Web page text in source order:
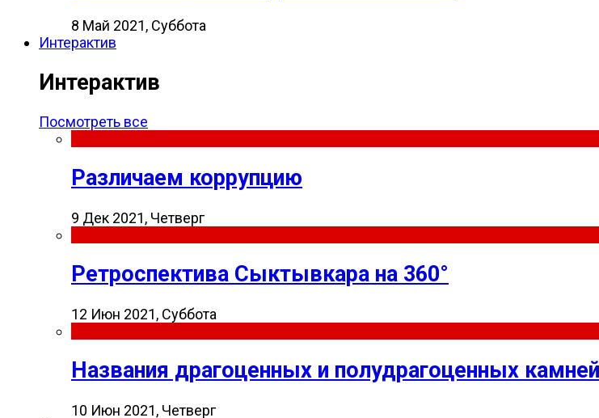
8 Май 2021, Суббота
Интерактив
Интерактив
Посмотреть все
Различаем коррупцию
9 Дек 2021, Четверг
Ретроспектива Сыктывкара на 360°
12 Июн 2021, Суббота
Названия драгоценных и полудрагоценных
10 Июн 2021, Четверг